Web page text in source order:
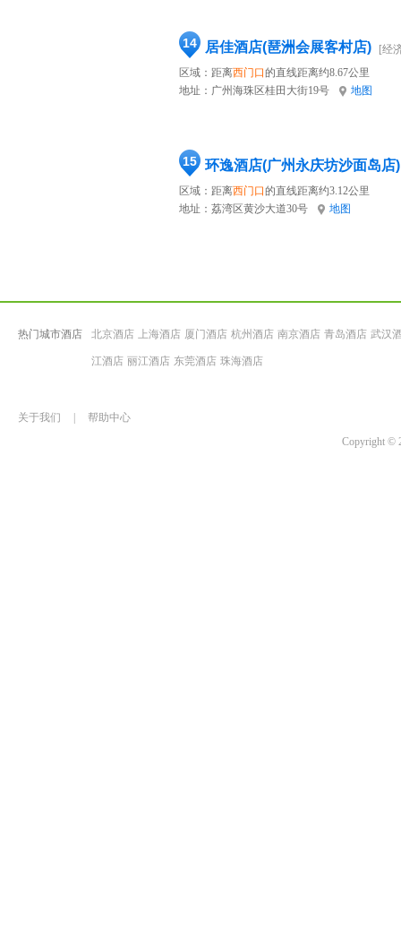
14 居佳酒店(琶洲会展客村店)
[经
区域：距离西门口的直线距离约8.67公里
地址： 广州海珠区桂田大街19号 地图
15 环逸酒店(广州永庆坊沙面岛店)
区域：距离西门口的直线距离约3.12公里
地址： 荔湾区黄沙大道30号 地图
热门城市酒店 北京酒店 上海酒店 厦门酒店 杭州酒店 南京酒店 青岛酒店 武汉
江酒店 丽江酒店 东莞酒店 珠海酒店
关于我们
帮助中心
Copyright ©